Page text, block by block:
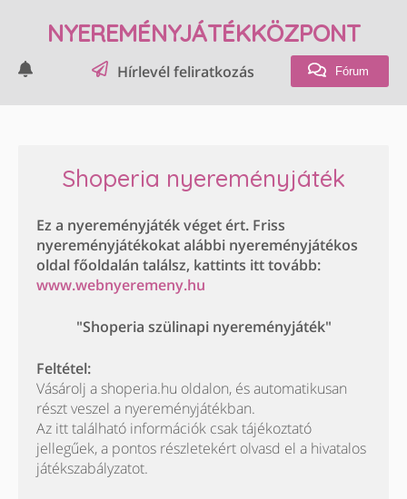
NYEREMÉNYJÁTÉKKÖZPONT
Hírlevél feliratkozás Fórum
Shoperia nyereményjáték
Ez a nyereményjáték véget ért. Friss
nyereményjátékokat alábbi nyereményjátékos
oldal főoldalán találsz, kattints itt tovább:
www.webnyeremeny.hu
"Shoperia szülinapi nyereményjáték"
Feltétel:
Vásárolj a shoperia.hu oldalon, és automatikusan
részt veszel a nyereményjátékban.
Az itt található információk csak tájékoztató
jellegűek, a pontos részletekért olvasd el a hivatalos
játékszabályzatot.